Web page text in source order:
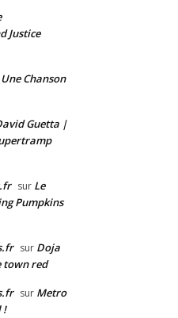
Justice
Chanson
Guetta |
sur Le
Pumpkins
sur Doja
town red
sur Metro
!